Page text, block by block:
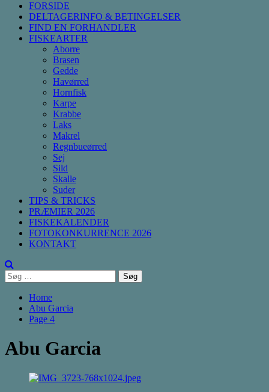
FORSIDE
DELTAGERINFO & BETINGELSER
FIND EN FORHANDLER
FISKEARTER
Aborre
Brasen
Gedde
Havørred
Hornfisk
Karpe
Krabbe
Laks
Makrel
Regnbueørred
Sej
Sild
Skalle
Suder
TIPS & TRICKS
PRÆMIER 2026
FISKEKALENDER
FOTOKONKURRENCE 2026
KONTAKT
Søg
efter:
Home
Abu Garcia
Page 4
Abu Garcia